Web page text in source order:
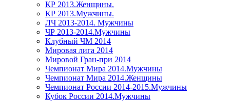
КР 2013.Женщины.
КР 2013.Мужчины.
ЛЧ 2013-2014. Мужчины
ЧР 2013-2014.Мужчины
Клубный ЧМ 2014
Мировая лига 2014
Мировой Гран-при 2014
Чемпионат Мира 2014.Мужчины
Чемпионат Мира 2014.Женщины
Чемпионат России 2014-2015.Мужчины
Кубок России 2014.Мужчины